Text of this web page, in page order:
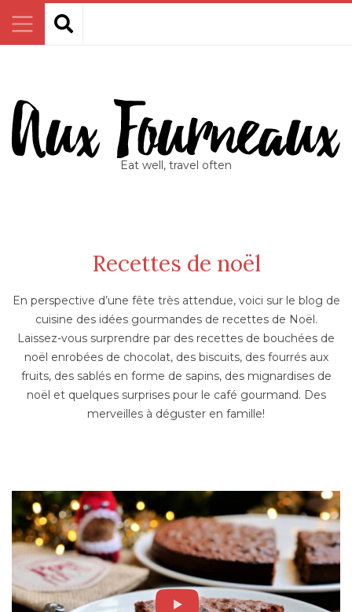
Eat well, travel often
Recettes de noël
En perspective d’une fête très attendue, voici sur le blog de
cuisine des idées gourmandes de recettes de Noël.
Laissez-vous surprendre par des recettes de bouchées de
noël enrobées de chocolat, des biscuits, des fourrés aux
fruits, des sablés en forme de sapins, des mignardises de
noël et quelques surprises pour le café gourmand. Des
merveilles à déguster en famille!